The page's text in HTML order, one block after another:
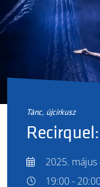
tánc, újcirkusz
2025. május
19:00 -